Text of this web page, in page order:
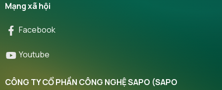
Mạng xã hội
Facebook
Youtube
CÔNG TY CỔ PHẦN CÔNG NGHỆ SAPO (SAPO